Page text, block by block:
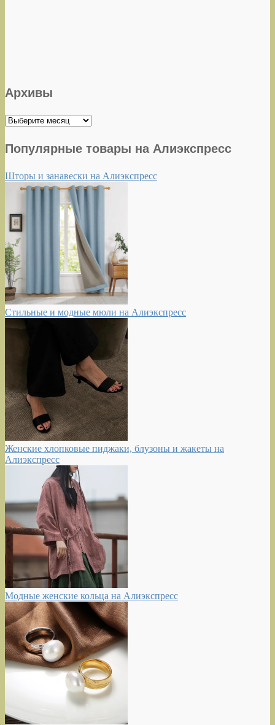
Архивы
Архивы
Популярные товары на Алиэкспресс
Шторы и занавески на Алиэкспресс
Стильные и модные мюли на Алиэкспресс
Женские хлопковые пиджаки, блузоны и жакеты на
Алиэкспресс
Модные женские кольца на Алиэкспресс